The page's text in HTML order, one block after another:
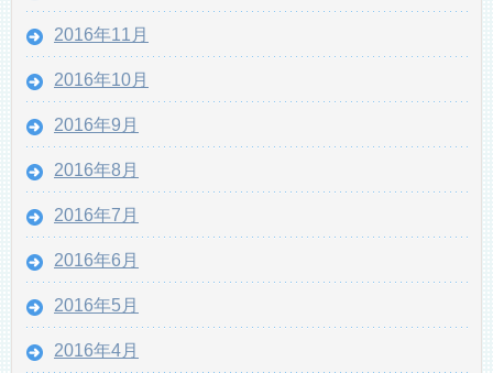
2016年11月
2016年10月
2016年9月
2016年8月
2016年7月
2016年6月
2016年5月
2016年4月